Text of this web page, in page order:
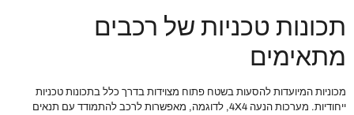
תכונות טכניות של רכבים
מתאימים
מכוניות המיועדות להסעות בשטח פתוח מצוידות בדרך כלל בתכונות טכניות
ייחודיות. מערכות הנעה 4X4, לדוגמה, מאפשרות לרכב להתמודד עם תנאים